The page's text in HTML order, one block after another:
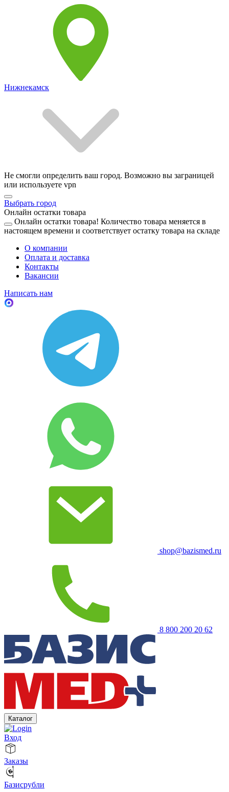
Нижнекамск
Не смогли определить ваш город. Возможно вы заграницей
или используете vpn
Выбрать город
Онлайн остатки товара
Онлайн остатки товара! Количество товара меняется в
настоящем времени и соответствует остатку товара на складе
О компании
Оплата и доставка
Контакты
Вакансии
Написать нам
shop@bazismed.ru
8 800 200 20 62
Каталог
Вход
Заказы
Базисрубли